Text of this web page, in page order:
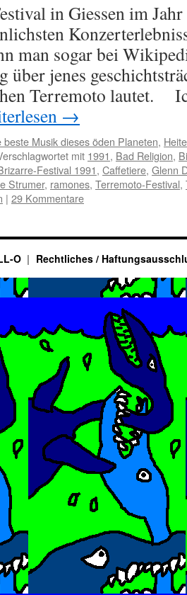
in Giessen im
man sogar bei
jenes
Terremoto lautet.
→
beste Musik dieses öden Planeten,
mit 1991, Bad Religion,
Festival 1991, Caffetiere, Glenn
Strumer, ramones, Terremoto-Festival,
| 29 Kommentare
O Rechtliches /